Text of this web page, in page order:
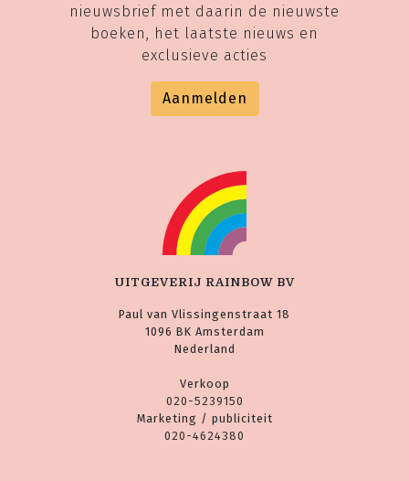
nieuwsbrief met daarin de nieuwste
boeken, het laatste nieuws en
exclusieve acties
Aanmelden
UITGEVERIJ RAINBOW BV
Paul van Vlissingenstraat 18
1096 BK Amsterdam
Nederland
Verkoop
020-5239150
Marketing / publiciteit
020-4624380